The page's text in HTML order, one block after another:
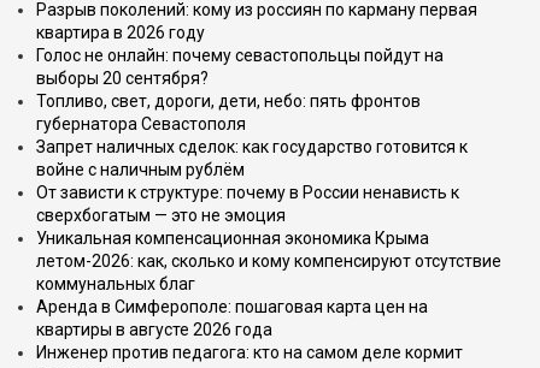
Разрыв поколений: кому из россиян по карману первая
квартира в 2026 году
Голос не онлайн: почему севастопольцы пойдут на
выборы 20 сентября?
Топливо, свет, дороги, дети, небо: пять фронтов
губернатора Севастополя
Запрет наличных сделок: как государство готовится к
войне с наличным рублём
От зависти к структуре: почему в России ненависть к
сверхбогатым — это не эмоция
Уникальная компенсационная экономика Крыма
летом-2026: как, сколько и кому компенсируют отсутствие
коммунальных благ
Аренда в Симферополе: пошаговая карта цен на
квартиры в августе 2026 года
Инженер против педагога: кто на самом деле кормит